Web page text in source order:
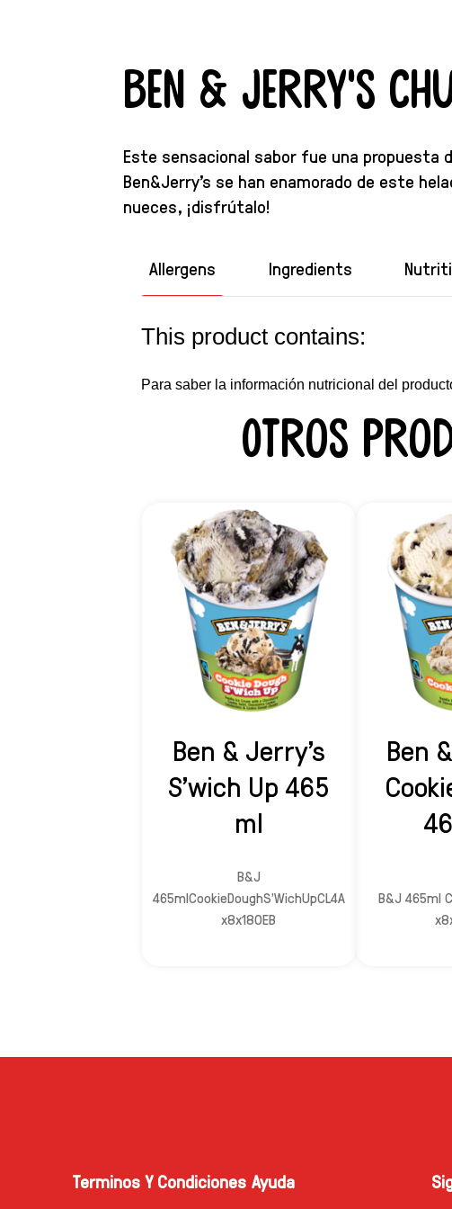
Ben & Jerry's
Este sensacional sabor fue una propuesta
Ben&Jerry’s se han enamorado de este
nueces, ¡disfrútalo!
Allergens Ingredients
This product contains:
Para saber la información nutricional del
Otros
Ben & Jerry's
S'wich Up 465
ml
B&J
465mlCookieDoughS'WichUpCL4A
x8x180EB
Ben
B&J 465ml
Terminos Y Condiciones Ayuda